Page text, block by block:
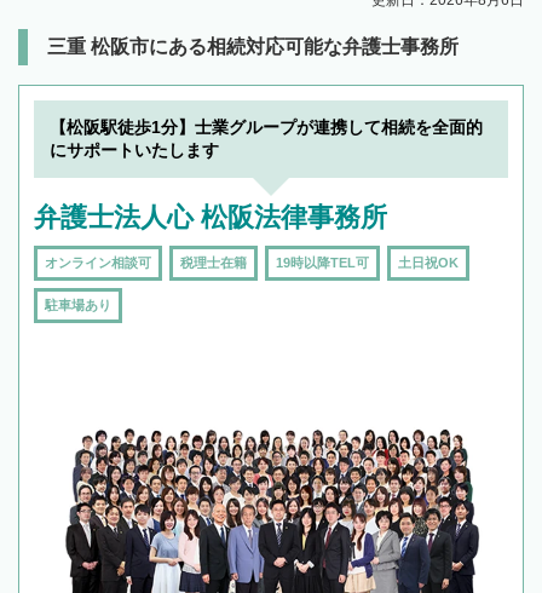
三重 松阪市にある相続対応可能な弁護士事務所
【松阪駅徒歩1分】士業グループが連携して相続を全面的
にサポートいたします
弁護士法人心 松阪法律事務所
オンライン相談可 税理士在籍 19時以降TEL可 土日祝OK
駐車場あり